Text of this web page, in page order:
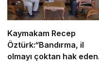
Kaymakam Recep
Öztürk:“Bandırma, il
olmayı çoktan hak eden